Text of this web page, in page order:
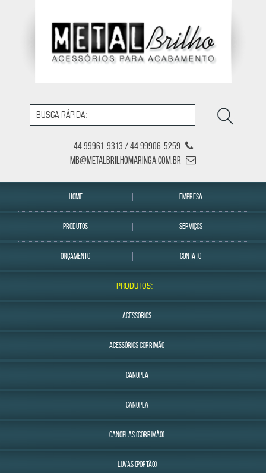
44 99961-9313 / 44 99906-5259
mb@metalbrilhomaringa.com.br
HOME EMPRESA
PRODUTOS SERVIÇOS
ORÇAMENTO CONTATO
PRODUTOS:
ACESSORIOS
ACESSÓRIOS CORRIMÃO
CANOPLA
CANOPLA
CANOPLAS (CORRIMÃO)
LUVAS (PORTÃO)